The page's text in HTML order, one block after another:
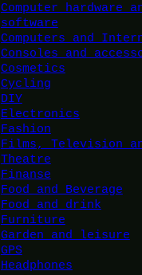
Computer hardware
software
Computers and
Consoles and
Cosmetics
Cycling
DIY
Electronics
Fashion
Films, Television
Theatre
Finanse
Food and Beverage
Food and drink
Furniture
Garden and leisure
GPS
Headphones